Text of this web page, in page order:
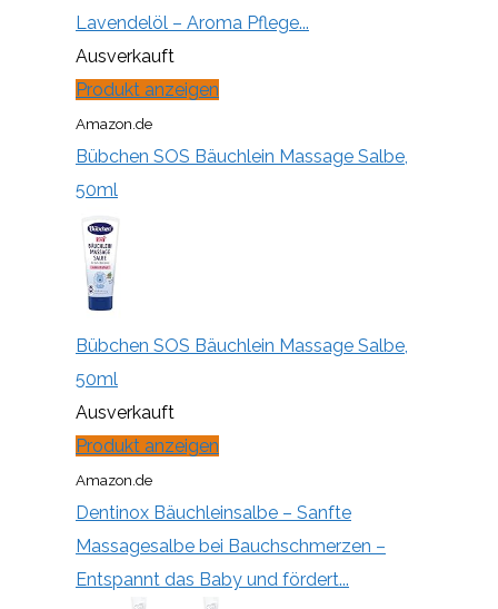
Lavendelöl – Aroma Pflege...
Ausverkauft
Produkt anzeigen
Amazon.de
Bübchen SOS Bäuchlein Massage Salbe,
50ml
Bübchen SOS Bäuchlein Massage Salbe,
50ml
Ausverkauft
Produkt anzeigen
Amazon.de
Dentinox Bäuchleinsalbe – Sanfte
Massagesalbe bei Bauchschmerzen –
Entspannt das Baby und fördert...